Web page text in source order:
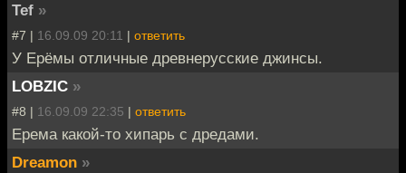
Tef »
#7 | 16.09.09 20:11 | ответить
У Ерёмы отличные древнерусские джинсы.
LOBZIC »
#8 | 16.09.09 22:35 | ответить
Ерема какой-то хипарь с дредами.
Dreamon »